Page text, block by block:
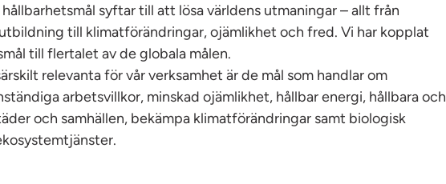
hållbarhetsmål syftar till att lösa världens utmaningar – allt från
till klimatförändringar, ojämlikhet och fred. Vi har kopplat
till flertalet av de globala målen.
relevanta för vår verksamhet är de mål som handlar om
arbetsvillkor, minskad ojämlikhet, hållbar energi, hållbara och
och samhällen, bekämpa klimatförändringar samt biologisk